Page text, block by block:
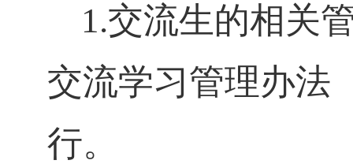
1.交流生的相关
交流学习管理办法
行。